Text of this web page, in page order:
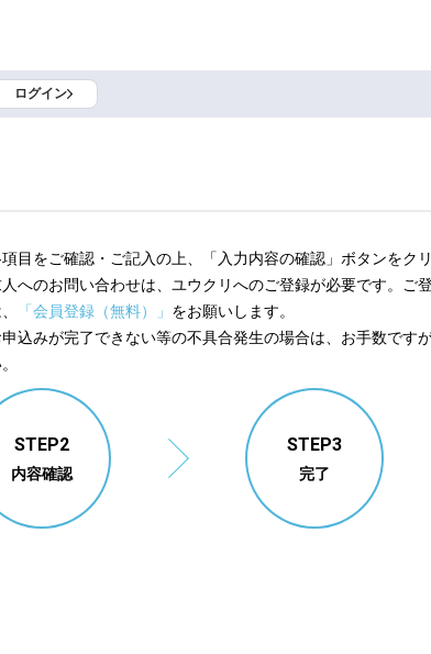
ログイン
目をご確認・ご記入の上、「入力内容の確認」ボタンをク
へのお問い合わせは、ユウクリへのご登録が必要です。ご
「会員登録（無料）」 をお願いします。
申込みが完了できない等の不具合発生の場合は、お手数です
STEP2
内容確認
STEP3
完了